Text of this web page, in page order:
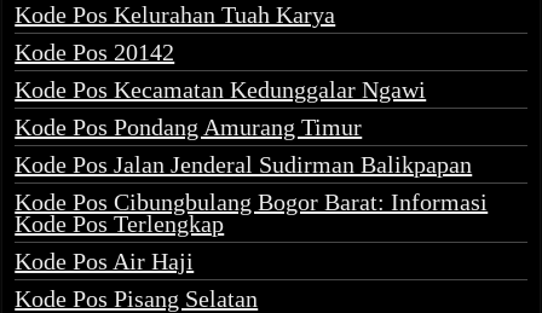
Kode Pos Kelurahan Tuah Karya
Kode Pos 20142
Kode Pos Kecamatan Kedunggalar Ngawi
Kode Pos Pondang Amurang Timur
Kode Pos Jalan Jenderal Sudirman Balikpapan
Kode Pos Cibungbulang Bogor Barat: Informasi
Kode Pos Terlengkap
Kode Pos Air Haji
Kode Pos Pisang Selatan